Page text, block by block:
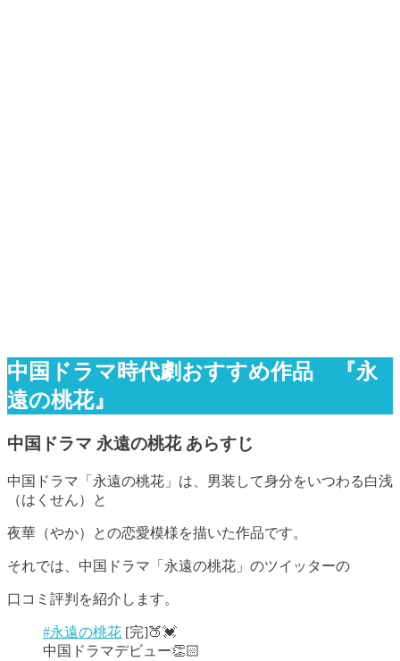
中国ドラマ時代劇おすすめ作品 『永
遠の桃花』
中国ドラマ 永遠の桃花 あらすじ
中国ドラマ「永遠の桃花」は、男装して身分をいつわる白浅
（はくせん）と
夜華（やか）との恋愛模様を描いた作品です。
それでは、中国ドラマ「永遠の桃花」のツイッターの
口コミ評判を紹介します。
#永遠の桃花 [完]🍑💓
中国ドラマデビュー👏🏻